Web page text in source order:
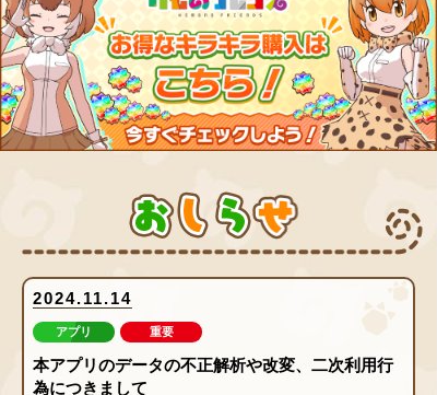
おしらせ
2024.11.14
アプリ 重要
本アプリのデータの不正解析や改変、二次利用行
為につきまして